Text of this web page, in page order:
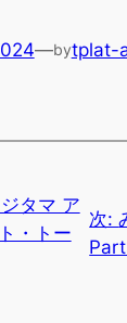
—bytplat-
タマ ア
・トー
次: